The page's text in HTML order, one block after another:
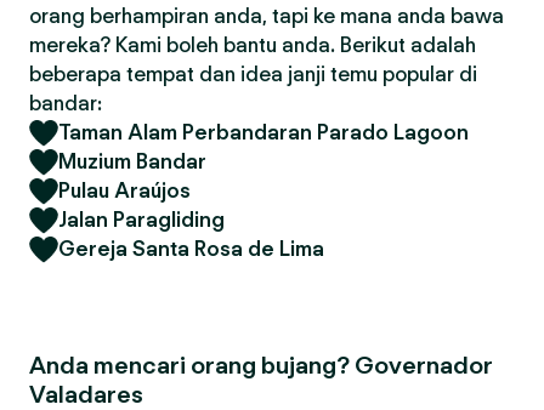
orang berhampiran anda, tapi ke mana anda bawa
mereka? Kami boleh bantu anda. Berikut adalah
beberapa tempat dan idea janji temu popular di
bandar:
Taman Alam Perbandaran Parado Lagoon
Muzium Bandar
Pulau Araújos
Jalan Paragliding
Gereja Santa Rosa de Lima
Anda mencari orang bujang? Governador
Valadares